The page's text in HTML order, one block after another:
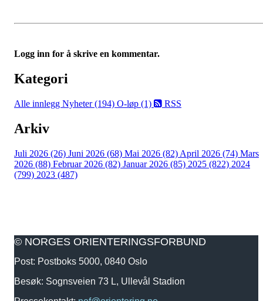
Logg inn for å skrive en kommentar.
Kategori
Alle innlegg Nyheter (194) O-løp (1) RSS
Arkiv
Juli 2026 (26) Juni 2026 (68) Mai 2026 (82) April 2026 (74) Mars
2026 (88) Februar 2026 (82) Januar 2026 (85) 2025 (822) 2024
(799) 2023 (487)
© NORGES ORIENTERINGSFORBUND
Post: Postboks 5000, 0840 Oslo
Besøk: Sognsveien 73 L, Ullevål Stadion